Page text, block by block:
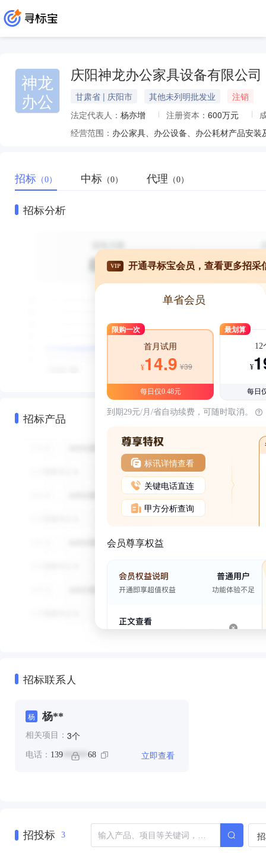
神龙
办公
庆阳神龙办公家具设备有限公司
甘肃省 | 庆阳市 其他未列明批发业
注销
法定代表人： 杨亦增 注册资本： 600万元
经营范围：
招标 （0） 中标 （0） 代理 （0）
招标分析
招标产品
VIP 开通寻标宝会员，查看更多招采
单省会员
限购一次
首月试用
¥14.9 ¥39
每日仅0.48元
最划算
12
¥
每日
到期29元/月/省自动续费，可随时取消。
标讯详情查看
关键电话直连
甲方分析查询
会员尊享权益
招标联系人
杨 杨**
相关项目： 3个
电话： 139 ****** 68 立即查看
招投标 3